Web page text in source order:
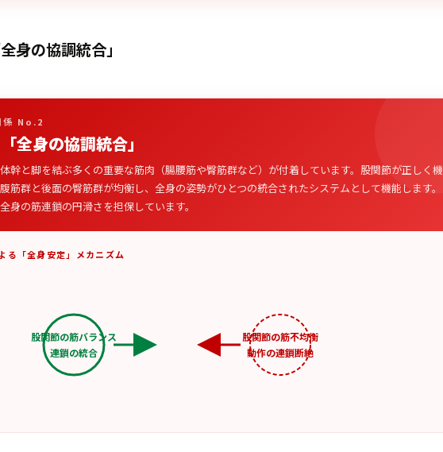
身の協調統合」
係 No.2
全身の協調統合」
幹と脚を結ぶ多くの重要な筋肉（腸腰筋や臀筋群など）が付着しています。股関節が正しく機
筋群と後面の臀筋群が均衡し、全身の姿勢がひとつの統合されたシステムとして機能します。
身の筋連鎖の円滑さを担保しています。
る「全身安定」メカニズム
股関節の筋バランス
連鎖の統合
股関節の筋不均衡
動作の連鎖断絶